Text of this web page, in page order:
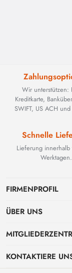
Wir unterstützen:
Kreditkarte,
SWIFT, US ACH und
Schnelle
Lieferung
Werktagen.
FIRMENPROFIL
BEYOND
Glasfaserlösungen.
ÜBER UNS
Kontakt
Zahlungs &
persönliches Zentrum
KONTAKTIERE